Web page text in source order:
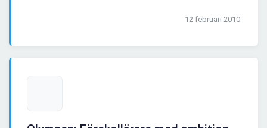
12 februari 2010